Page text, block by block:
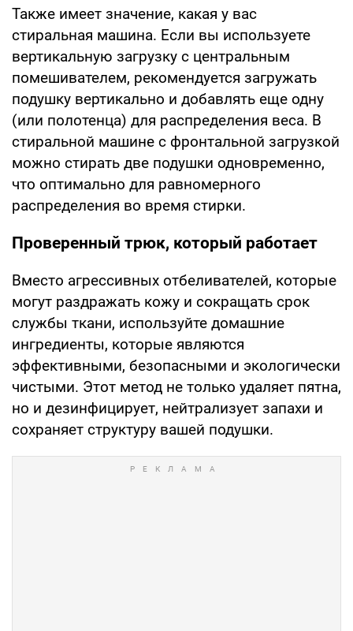
Также имеет значение, какая у вас
стиральная машина. Если вы используете
вертикальную загрузку с центральным
помешивателем, рекомендуется загружать
подушку вертикально и добавлять еще одну
(или полотенца) для распределения веса. В
стиральной машине с фронтальной загрузкой
можно стирать две подушки одновременно,
что оптимально для равномерного
распределения во время стирки.
Проверенный трюк, который работает
Вместо агрессивных отбеливателей, которые
могут раздражать кожу и сокращать срок
службы ткани, используйте домашние
ингредиенты, которые являются
эффективными, безопасными и экологически
чистыми. Этот метод не только удаляет пятна,
но и дезинфицирует, нейтрализует запахи и
сохраняет структуру вашей подушки.